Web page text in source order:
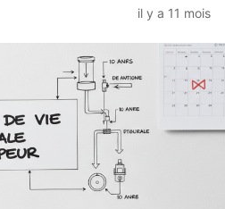
il y a 11 mois